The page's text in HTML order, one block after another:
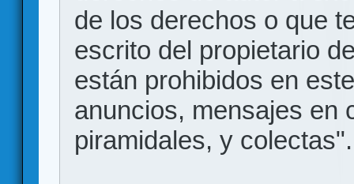
de los derechos o que
escrito del propietario
están prohibidos en
anuncios, mensajes en
piramidales, y colectas".